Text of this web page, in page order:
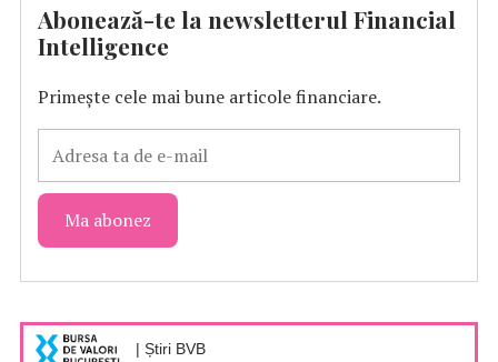
Abonează-te la newsletterul Financial
Intelligence
Primește cele mai bune articole financiare.
| Știri BVB